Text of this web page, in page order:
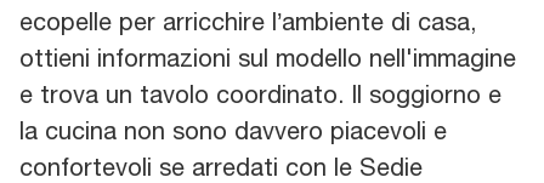
ecopelle per arricchire l’ambiente di casa,
ottieni informazioni sul modello nell'immagine
e trova un tavolo coordinato. Il soggiorno e
la cucina non sono davvero piacevoli e
confortevoli se arredati con le Sedie